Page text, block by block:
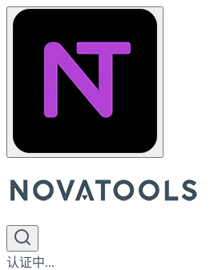
认证中...